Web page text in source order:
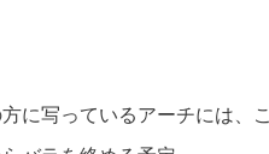
に写っているアーチには、こ